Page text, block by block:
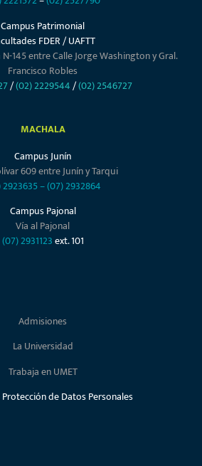
Campus Patrimonial
FDER / UAFTT
145 entre Calle Jorge Washington y Gral.
Francisco Robles
/(02) 2229544/(02) 2546727
MACHALA
Campus Junín
609 entre Junín y Tarqui
–(07) 2932864
Campus Pajonal
Vía al Pajonal
(07) 2931123ext. 101
Admisiones
La Universidad
Trabaja en UMET
de Datos Personales